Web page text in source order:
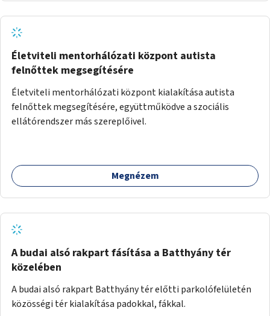
Életviteli mentorhálózati központ autista
felnőttek megsegítésére
Életviteli mentorhálózati központ kialakítása autista
felnőttek megsegítésére, együttműködve a szociális
ellátórendszer más szereplőivel.
Megnézem
A budai alsó rakpart fásítása a Batthyány tér
közelében
A budai alsó rakpart Batthyány tér előtti parkolófelületén
közösségi tér kialakítása padokkal, fákkal.